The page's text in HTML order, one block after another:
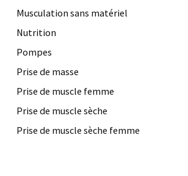
Musculation sans matériel
Nutrition
Pompes
Prise de masse
Prise de muscle femme
Prise de muscle sèche
Prise de muscle sèche femme